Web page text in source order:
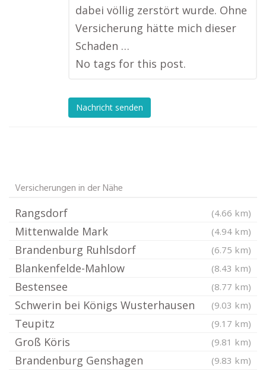
dabei völlig zerstört wurde. Ohne
Versicherung hätte mich dieser
Schaden …
No tags for this post.
Nachricht senden
Versicherungen in der Nähe
Rangsdorf (4.66 km)
Mittenwalde Mark (4.94 km)
Brandenburg Ruhlsdorf (6.75 km)
Blankenfelde-Mahlow (8.43 km)
Bestensee (8.77 km)
Schwerin bei Königs Wusterhausen (9.03 km)
Teupitz (9.17 km)
Groß Köris (9.81 km)
Brandenburg Genshagen (9.83 km)